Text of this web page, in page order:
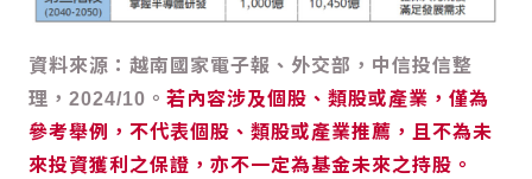
資料來源：越南國家電子報、外交部，中信投信整
理，2024/10。 若內容涉及個股、類股或產業，僅為
參考舉例，不代表個股、類股或產業推薦，且不為未
來投資獲利之保證，亦不一定為基金未來之持股。